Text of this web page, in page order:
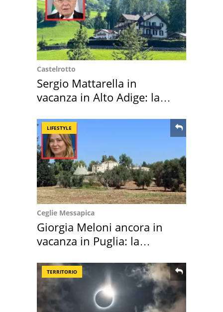
Castelrotto
Sergio Mattarella in
vacanza in Alto Adige: la
LIFESTYLE
Ceglie Messapica
Giorgia Meloni ancora in
vacanza in Puglia: la
TERRITORIO